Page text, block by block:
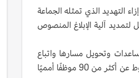
التهديد الذي تمثله الجماعة
آلية الإبلاغ المنصوص
وتحويل مسارها واتباع
سياسات قالت إنها تدفع ملايين اليمنيين نحو الفقر، كما طالبت بالإفراج الفوري وغير المشروط عن أكثر من 90 موظفًا أمميًا